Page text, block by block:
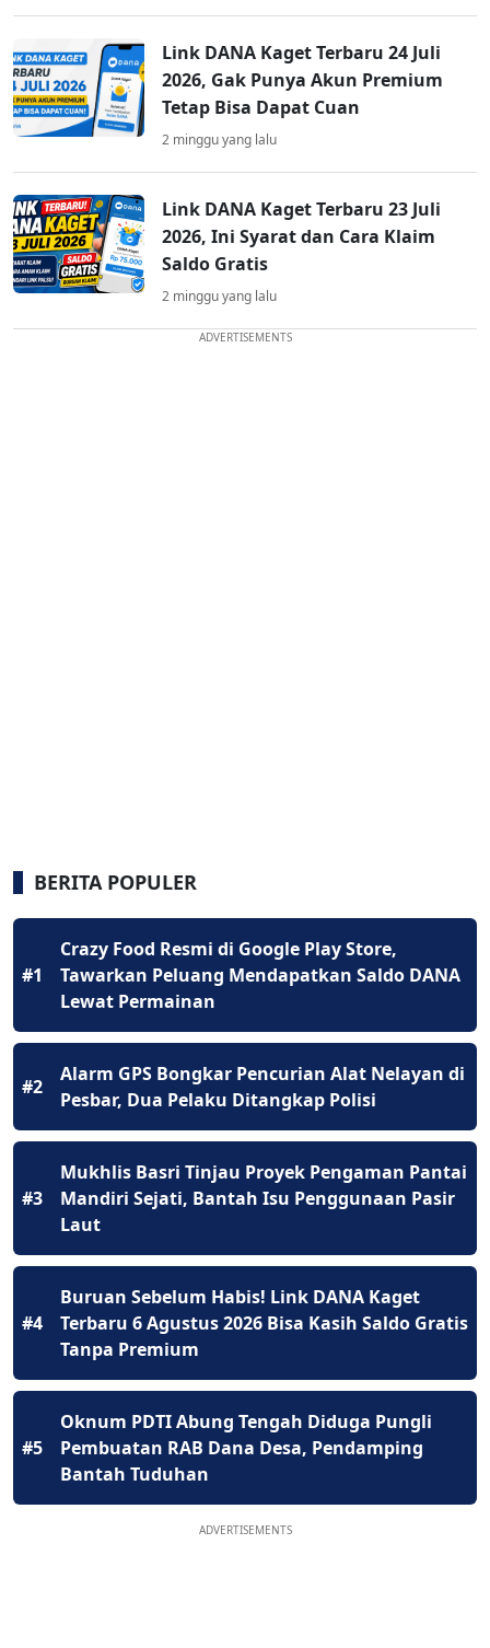
Link DANA Kaget Terbaru 24 Juli
2026, Gak Punya Akun Premium
Tetap Bisa Dapat Cuan
2 minggu yang lalu
Link DANA Kaget Terbaru 23 Juli
2026, Ini Syarat dan Cara Klaim
Saldo Gratis
2 minggu yang lalu
ADVERTISEMENTS
BERITA POPULER
#1
Crazy Food Resmi di Google Play Store,
Tawarkan Peluang Mendapatkan Saldo DANA
Lewat Permainan
#2
Alarm GPS Bongkar Pencurian Alat Nelayan di
Pesbar, Dua Pelaku Ditangkap Polisi
#3
Mukhlis Basri Tinjau Proyek Pengaman Pantai
Mandiri Sejati, Bantah Isu Penggunaan Pasir
Laut
#4
Buruan Sebelum Habis! Link DANA Kaget
Terbaru 6 Agustus 2026 Bisa Kasih Saldo Gratis
Tanpa Premium
#5
Oknum PDTI Abung Tengah Diduga Pungli
Pembuatan RAB Dana Desa, Pendamping
Bantah Tuduhan
ADVERTISEMENTS